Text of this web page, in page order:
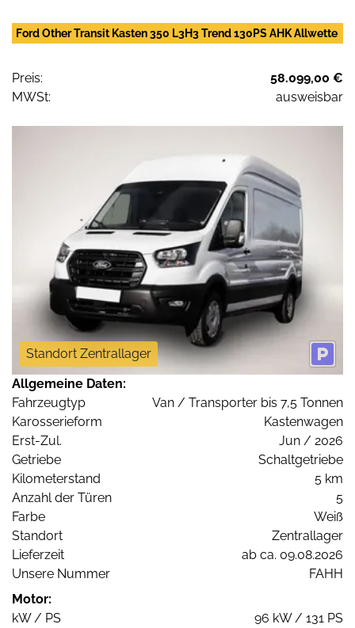
Ford Other Transit Kasten 350 L3H3 Trend 130PS AHK Allwette
Preis:
58.099,00 €
MWSt:
ausweisbar
Standort Zentrallager
Allgemeine Daten:
Fahrzeugtyp
Van / Transporter bis 7,5 Tonnen
Karosserieform
Kastenwagen
Erst-Zul.
Jun / 2026
Getriebe
Schaltgetriebe
Kilometerstand
5 km
Anzahl der Türen
5
Farbe
Weiß
Standort
Zentrallager
Lieferzeit
ab ca. 09.08.2026
Unsere Nummer
FAHH
Motor:
kW / PS
96 kW / 131 PS